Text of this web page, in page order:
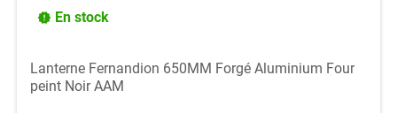
new_releases En stock
Lanterne Fernandion 650MM Forgé Aluminium Four
peint Noir AAM